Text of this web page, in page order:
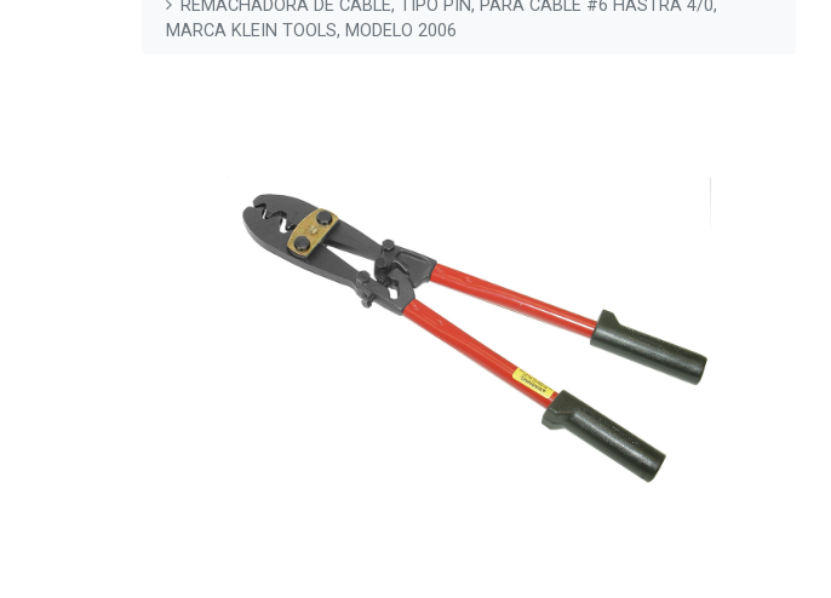
REMACHADORA DE CABLE, TIPO PIN, PARA CABLE #6 HASTRA 4/0,
MARCA KLEIN TOOLS, MODELO 2006